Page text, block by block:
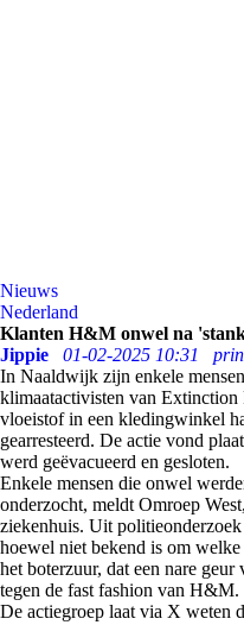
Nieuws
Nederland
Klanten H&M onwel na
Jippie
01-02-2025 10:31
In Naaldwijk zijn enkele
klimaatactivisten van
vloeistof in een kledingwinkel
gearresteerd. De actie vond
werd geëvacueerd en gesloten.
Enkele mensen die onwel
onderzocht, meldt Omroep
ziekenhuis. Uit
hoewel niet bekend is om
het boterzuur, dat een nare
tegen de fast fashion van H&M.
De actiegroep laat via X weten